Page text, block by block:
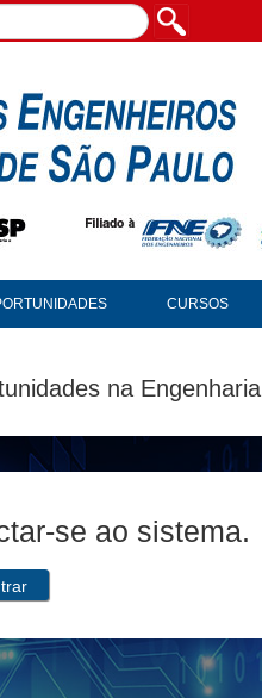
CURSOS
na Engenharia
se ao sistema.